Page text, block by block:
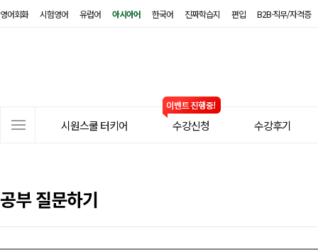
영어회화 시험영어 유럽어 아시아어 한국어 진짜학습지 편입 B2B·직무/자격증
시원스쿨 터키어 수강신청 수강후기
공부 질문하기